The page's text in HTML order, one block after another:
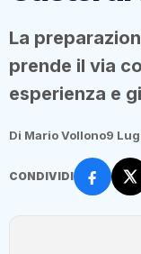
La
prende il via
esperienza e
Di Mario Vollono9
CONDIVIDI